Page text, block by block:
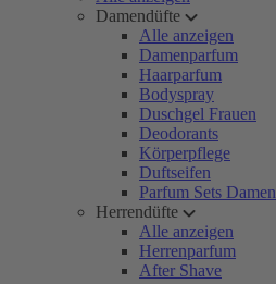
Damendüfte
Alle anzeigen
Damenparfum
Haarparfum
Bodyspray
Duschgel Frauen
Deodorants
Körperpflege
Duftseifen
Parfum Sets Damen
Herrendüfte
Alle anzeigen
Herrenparfum
After Shave